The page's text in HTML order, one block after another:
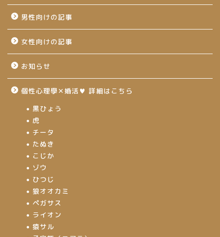
男性向けの記事
女性向けの記事
お知らせ
個性心理學✕婚活♥ 詳細はこちら
黒ひょう
虎
チータ
たぬき
こじか
ゾウ
ひつじ
狼オオカミ
ペガサス
ライオン
猿サル